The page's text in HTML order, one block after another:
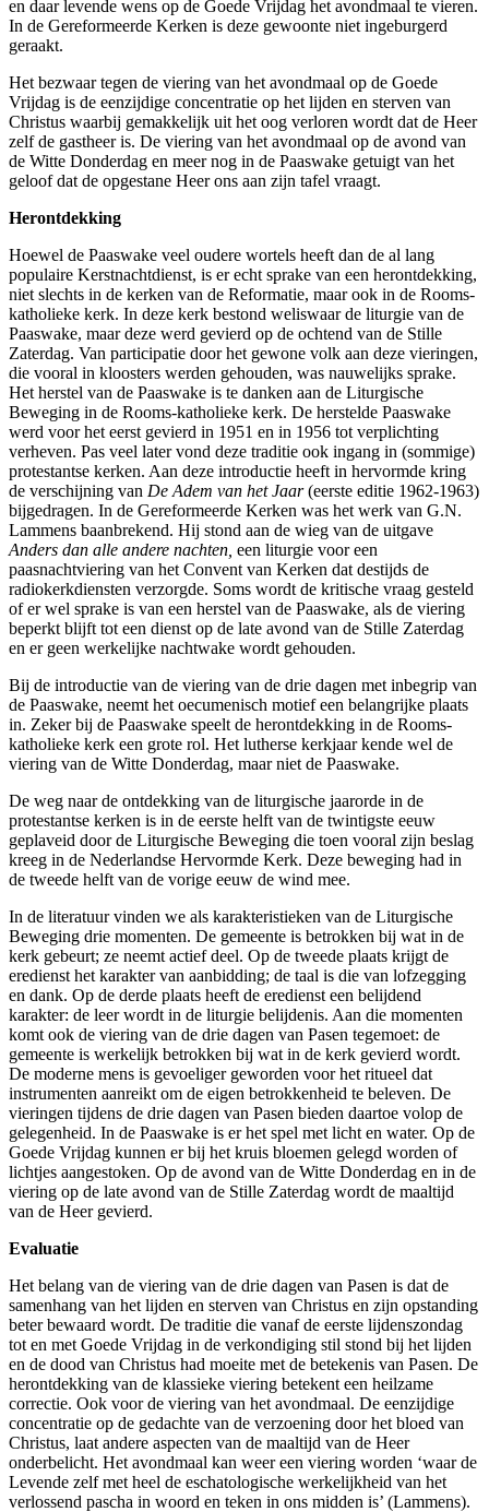
en daar levende wens op de Goede Vrijdag het avondmaal te vieren.
In de Gereformeerde Kerken is deze gewoonte niet ingeburgerd
geraakt.
Het bezwaar tegen de viering van het avondmaal op de Goede
Vrijdag is de eenzijdige concentratie op het lijden en sterven van
Christus waarbij gemakkelijk uit het oog verloren wordt dat de Heer
zelf de gastheer is. De viering van het avondmaal op de avond van
de Witte Donderdag en meer nog in de Paaswake getuigt van het
geloof dat de opgestane Heer ons aan zijn tafel vraagt.
Herontdekking
Hoewel de Paaswake veel oudere wortels heeft dan de al lang
populaire Kerstnachtdienst, is er echt sprake van een herontdekking,
niet slechts in de kerken van de Reformatie, maar ook in de Rooms-
katholieke kerk. In deze kerk bestond weliswaar de liturgie van de
Paaswake, maar deze werd gevierd op de ochtend van de Stille
Zaterdag. Van participatie door het gewone volk aan deze vieringen,
die vooral in kloosters werden gehouden, was nauwelijks sprake.
Het herstel van de Paaswake is te danken aan de Liturgische
Beweging in de Rooms-katholieke kerk. De herstelde Paaswake
werd voor het eerst gevierd in 1951 en in 1956 tot verplichting
verheven. Pas veel later vond deze traditie ook ingang in (sommige)
protestantse kerken. Aan deze introductie heeft in hervormde kring
de verschijning van De Adem van het Jaar(eerste editie 1962-1963)
bijgedragen. In de Gereformeerde Kerken was het werk van G.N.
Lammens baanbrekend. Hij stond aan de wieg van de uitgave
Anders dan alle andere nachten, een liturgie voor een
paasnachtviering van het Convent van Kerken dat destijds de
radiokerkdiensten verzorgde. Soms wordt de kritische vraag gesteld
of er wel sprake is van een herstel van de Paaswake, als de viering
beperkt blijft tot een dienst op de late avond van de Stille Zaterdag
en er geen werkelijke nachtwake wordt gehouden.
Bij de introductie van de viering van de drie dagen met inbegrip van
de Paaswake, neemt het oecumenisch motief een belangrijke plaats
in. Zeker bij de Paaswake speelt de herontdekking in de Rooms-
katholieke kerk een grote rol. Het lutherse kerkjaar kende wel de
viering van de Witte Donderdag, maar niet de Paaswake.
De weg naar de ontdekking van de liturgische jaarorde in de
protestantse kerken is in de eerste helft van de twintigste eeuw
geplaveid door de Liturgische Beweging die toen vooral zijn beslag
kreeg in de Nederlandse Hervormde Kerk. Deze beweging had in
de tweede helft van de vorige eeuw de wind mee.
In de literatuur vinden we als karakteristieken van de Liturgische
Beweging drie momenten. De gemeente is betrokken bij wat in de
kerk gebeurt; ze neemt actief deel. Op de tweede plaats krijgt de
eredienst het karakter van aanbidding; de taal is die van lofzegging
en dank. Op de derde plaats heeft de eredienst een belijdend
karakter: de leer wordt in de liturgie belijdenis. Aan die momenten
komt ook de viering van de drie dagen van Pasen tegemoet: de
gemeente is werkelijk betrokken bij wat in de kerk gevierd wordt.
De moderne mens is gevoeliger geworden voor het ritueel dat
instrumenten aanreikt om de eigen betrokkenheid te beleven. De
vieringen tijdens de drie dagen van Pasen bieden daartoe volop de
gelegenheid. In de Paaswake is er het spel met licht en water. Op de
Goede Vrijdag kunnen er bij het kruis bloemen gelegd worden of
lichtjes aangestoken. Op de avond van de Witte Donderdag en in de
viering op de late avond van de Stille Zaterdag wordt de maaltijd
van de Heer gevierd.
Evaluatie
Het belang van de viering van de drie dagen van Pasen is dat de
samenhang van het lijden en sterven van Christus en zijn opstanding
beter bewaard wordt. De traditie die vanaf de eerste lijdenszondag
tot en met Goede Vrijdag in de verkondiging stil stond bij het lijden
en de dood van Christus had moeite met de betekenis van Pasen. De
herontdekking van de klassieke viering betekent een heilzame
correctie. Ook voor de viering van het avondmaal. De eenzijdige
concentratie op de gedachte van de verzoening door het bloed van
Christus, laat andere aspecten van de maaltijd van de Heer
onderbelicht. Het avondmaal kan weer een viering worden ‘waar de
Levende zelf met heel de eschatologische werkelijkheid van het
verlossend pascha in woord en teken in ons midden is’ (Lammens).